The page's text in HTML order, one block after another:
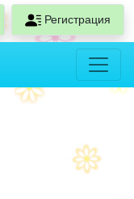
Регистрация